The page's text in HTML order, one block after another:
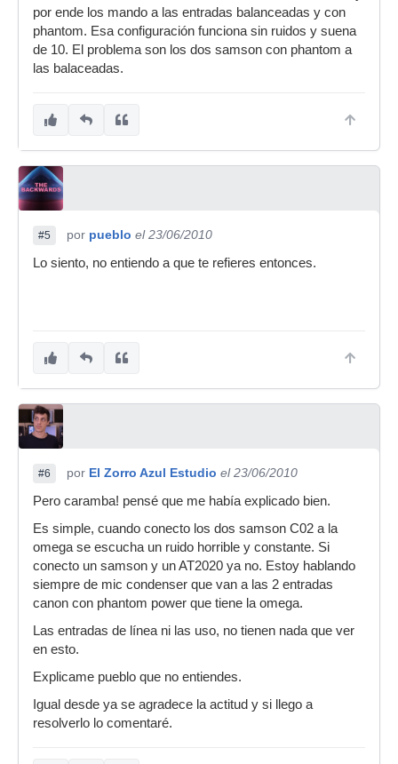
por ende los mando a las entradas balanceadas y con
phantom. Esa configuración funciona sin ruidos y suena
de 10. El problema son los dos samson con phantom a
las balaceadas.
#5 por pueblo el 23/06/2010
Lo siento, no entiendo a que te refieres entonces.
#6 por El Zorro Azul Estudio el 23/06/2010
Pero caramba! pensé que me había explicado bien.
Es simple, cuando conecto los dos samson C02 a la
omega se escucha un ruido horrible y constante. Si
conecto un samson y un AT2020 ya no. Estoy hablando
siempre de mic condenser que van a las 2 entradas
canon con phantom power que tiene la omega.
Las entradas de línea ni las uso, no tienen nada que ver
en esto.
Explicame pueblo que no entiendes.
Igual desde ya se agradece la actitud y si llego a
resolverlo lo comentaré.